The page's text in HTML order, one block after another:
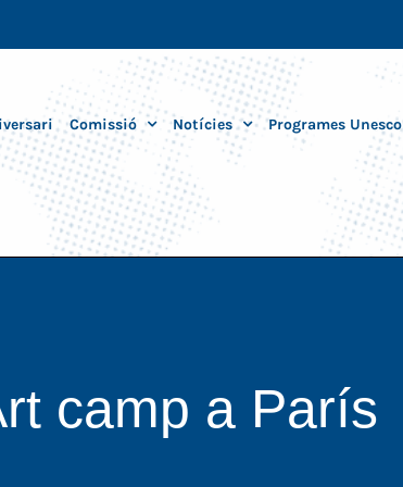
Comissió Notícies Programes Unesco
camp a París